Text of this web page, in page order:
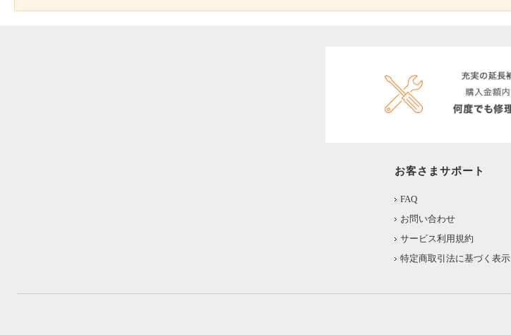
お客さまサポート
FAQ
お問い合わせ
サービス利用規約
特定商取引法に基づく表示